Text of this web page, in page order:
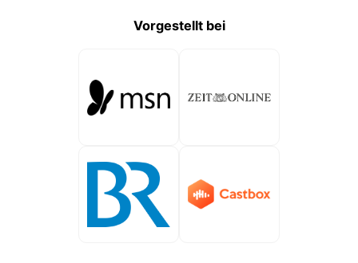
Vorgestellt bei